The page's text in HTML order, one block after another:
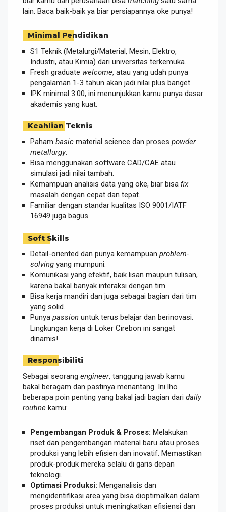
lain. Baca baik-baik ya biar persiapannya oke punya!
Minimal Pendidikan
S1 Teknik (Metalurgi/Material, Mesin, Elektro,
Industri, atau Kimia) dari universitas terkemuka.
Fresh graduate welcome, atau yang udah punya
pengalaman 1-3 tahun akan jadi nilai plus banget.
IPK minimal 3.00, ini menunjukkan kamu punya dasar
akademis yang kuat.
Keahlian Teknis
Paham basic material science dan proses powder
metallurgy.
Bisa menggunakan software CAD/CAE atau
simulasi jadi nilai tambah.
Kemampuan analisis data yang oke, biar bisa fix
masalah dengan cepat dan tepat.
Familiar dengan standar kualitas ISO 9001/IATF
16949 juga bagus.
Soft Skills
Detail-oriented dan punya kemampuan problem-
solving yang mumpuni.
Komunikasi yang efektif, baik lisan maupun tulisan,
karena bakal banyak interaksi dengan tim.
Bisa kerja mandiri dan juga sebagai bagian dari tim
yang solid.
Punya passion untuk terus belajar dan berinovasi.
Lingkungan kerja di Loker Cirebon ini sangat
dinamis!
Responsibiliti
Sebagai seorang engineer, tanggung jawab kamu
bakal beragam dan pastinya menantang. Ini lho
beberapa poin penting yang bakal jadi bagian dari daily
routine kamu:
Pengembangan Produk & Proses: Melakukan
riset dan pengembangan material baru atau proses
produksi yang lebih efisien dan inovatif. Memastikan
produk-produk mereka selalu di garis depan
teknologi.
Optimasi Produksi: Menganalisis dan
mengidentifikasi area yang bisa dioptimalkan dalam
proses produksi untuk meningkatkan efisiensi dan